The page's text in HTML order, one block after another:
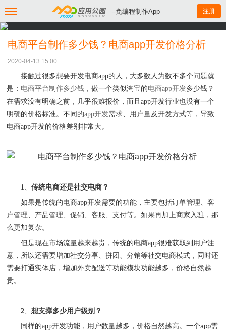
--免编程制作App 注册
电商平台制作多少钱？电商app开发价格分析
2020-04-13 15:00
接触过很多想要开发电商app的人，大多数人为数不多个问题就
是： 电商平台制作多少钱 ，做一个类似淘宝的电商app开发多少钱？
在需求没有明确之前，几乎很难报价，而且 app开发行业也没有一个
明确的价格标准。不同的app开发需求、用户量及开发方式等，导致
电商app开发的价格差别非常大。
1、 传统电商还是社交电商？
如果是传统的电商app开发需要的功能，主要包括订单管理、客
户管理、产品管理、促销、客服、支付等。如果再加上商家入驻，那
么更加复杂。
但是现在市场流量越来越贵，传统的电商app很难获取到用户注
意，所以还需要增加社交分享、拼团、分销等社交电商模式，同时还
需要打通实体店，增加外卖配送等功能模块功能越多，价格自然越
贵。
2、 想支撑多少用户级别？
同样的app开发功能，用户数量越多，价格自然越高。一个app需